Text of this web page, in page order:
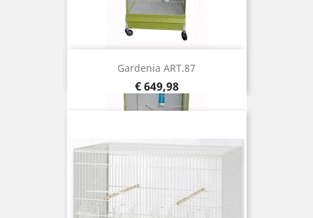
Gardenia ART.87
Prijs
€ 649,98